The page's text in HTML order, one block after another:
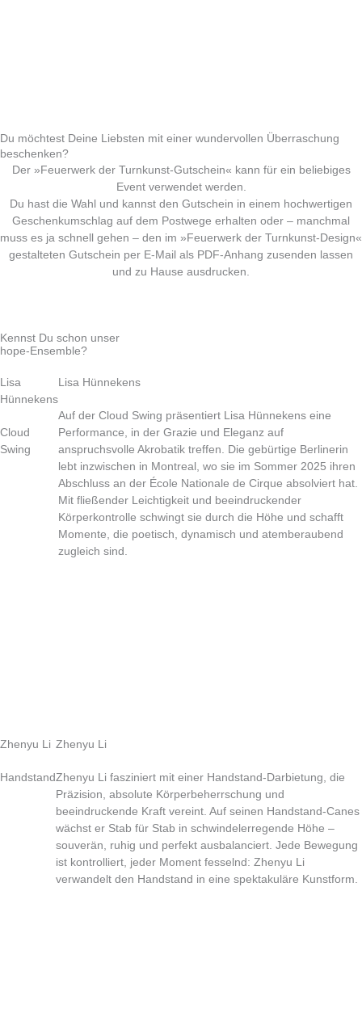
Du möchtest Deine Liebsten mit einer wundervollen Überraschung
beschenken?
Der »Feuerwerk der Turnkunst-Gutschein« kann für ein beliebiges
Event verwendet werden.
Du hast die Wahl und kannst den Gutschein in einem hochwertigen
Geschenkumschlag auf dem Postwege erhalten oder – manchmal
muss es ja schnell gehen – den im »Feuerwerk der Turnkunst-Design«
gestalteten Gutschein per E-Mail als PDF-Anhang zusenden lassen
und zu Hause ausdrucken.
Kennst Du schon unser
hope-Ensemble?
Lisa
Hünnekens
Cloud
Swing
Lisa Hünnekens
Auf der Cloud Swing präsentiert Lisa Hünnekens eine
Performance, in der Grazie und Eleganz auf
anspruchsvolle Akrobatik treffen. Die gebürtige Berlinerin
lebt inzwischen in Montreal, wo sie im Sommer 2025 ihren
Abschluss an der École Nationale de Cirque absolviert hat.
Mit fließender Leichtigkeit und beeindruckender
Körperkontrolle schwingt sie durch die Höhe und schafft
Momente, die poetisch, dynamisch und atemberaubend
zugleich sind.
Zhenyu Li
Handstand
Zhenyu Li
Zhenyu Li fasziniert mit einer Handstand-Darbietung, die
Präzision, absolute Körperbeherrschung und
beeindruckende Kraft vereint. Auf seinen Handstand-Canes
wächst er Stab für Stab in schwindelerregende Höhe –
souverän, ruhig und perfekt ausbalanciert. Jede Bewegung
ist kontrolliert, jeder Moment fesselnd: Zhenyu Li
verwandelt den Handstand in eine spektakuläre Kunstform.